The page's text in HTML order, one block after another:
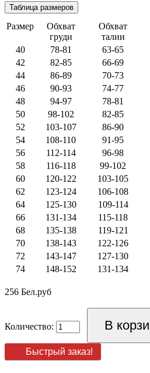
Размер
Обхват
груди
Обхват
талии
40 78-81 63-65
42
82-85 66-69
44
86-89 70-73
46
90-93 74-77
48
94-97 78-81
50
98-102 82-85
52
103-107 86-90
54
108-110 91-95
56
112-114 96-98
58
116-118 99-102
60
120-122 103-105
62
123-124 106-108
64
125-130 109-114
66
131-134 115-118
68
135-138 119-121
70
138-143 122-126
72
143-147 127-130
74
148-152 131-134
256 Бел.руб
Количество:
Быстрый заказ!